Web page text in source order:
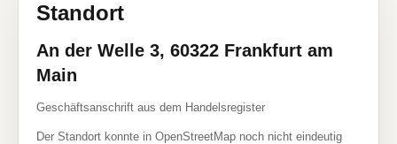
Standort
An der Welle 3, 60322 Frankfurt am
Main
Geschäftsanschrift aus dem Handelsregister
Der Standort konnte in OpenStreetMap noch nicht eindeutig